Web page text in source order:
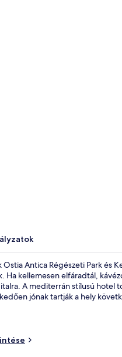
Antica Régészeti Park és
kellemesen elfáradtál,
A mediterrán stílusú hotel
jónak tartják a hely